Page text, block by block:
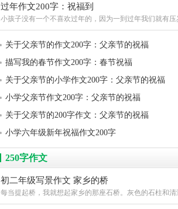
过年作文200字：祝福到
小孩子没有一个不喜欢过年的，因为一到过年我们就有
关于父亲节的作文200字：父亲节的祝福
描写我的春节作文200字：春节祝福
关于父亲节的小学作文200字：父亲节的祝福
小学父亲节作文200字：父亲节的祝福
关于父亲节的200字作文：父亲节的祝福
小学六年级新年祝福作文200字
250字作文
初二年级写景作文 家乡的桥
每当提起桥，我就想起家乡的那座石桥。灰色的石柱和